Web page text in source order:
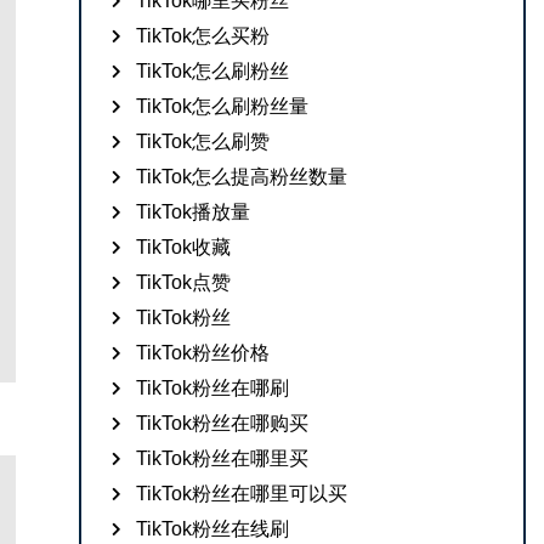
TikTok怎么买粉
TikTok怎么刷粉丝
TikTok怎么刷粉丝量
TikTok怎么刷赞
TikTok怎么提高粉丝数量
TikTok播放量
TikTok收藏
TikTok点赞
TikTok粉丝
TikTok粉丝价格
TikTok粉丝在哪刷
TikTok粉丝在哪购买
TikTok粉丝在哪里买
TikTok粉丝在哪里可以买
TikTok粉丝在线刷